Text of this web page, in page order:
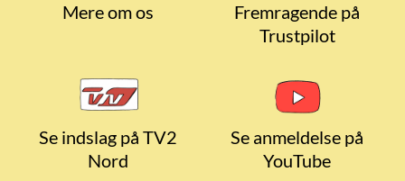
Mere om os
Fremragende på
Trustpilot
Se indslag på TV2
Nord
Se anmeldelse på
YouTube